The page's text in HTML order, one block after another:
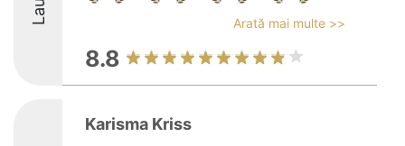
Arată mai multe >>
8.8
Karisma Kriss